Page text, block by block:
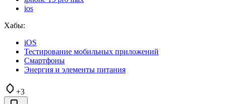
ios
Хабы:
iOS
Тестирование мобильных приложений
Смартфоны
Энергия и элементы питания
+3